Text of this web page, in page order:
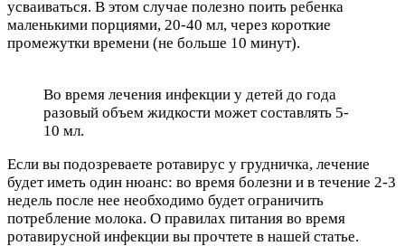
усваиваться. В этом случае полезно поить ребенка
маленькими порциями, 20-40 мл, через короткие
промежутки времени (не больше 10 минут).
Во время лечения инфекции у детей до года
разовый объем жидкости может составлять 5-
10 мл.
Если вы подозреваете ротавирус у грудничка, лечение
будет иметь один нюанс: во время болезни и в течение 2-3
недель после нее необходимо будет ограничить
потребление молока. О правилах питания во время
ротавирусной инфекции вы прочтете в нашей статье.